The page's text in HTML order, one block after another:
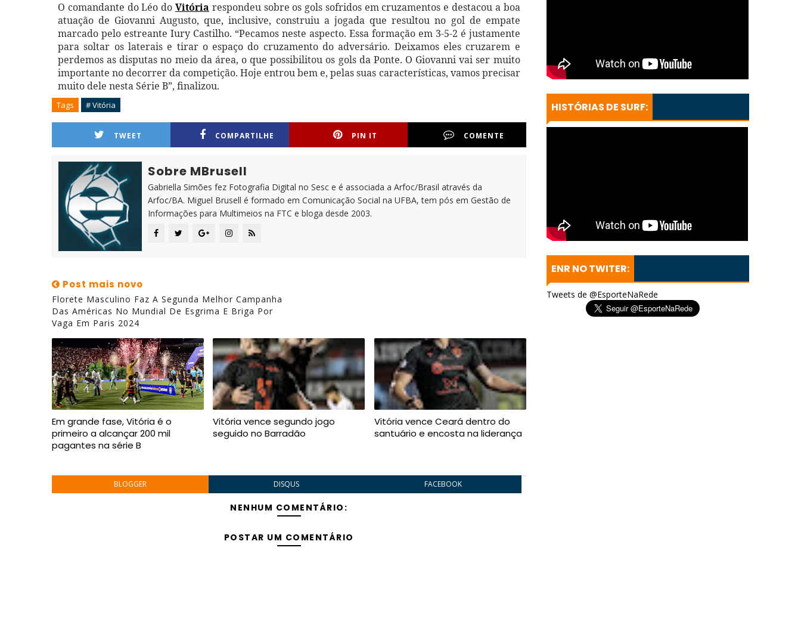
O comandante do Léo do Vitória respondeu sobre os gols sofridos em cruzamentos e destacou a boa
atuação de Giovanni Augusto, que, inclusive, construiu a jogada que resultou no gol de empate
marcado pelo estreante Iury Castilho. “Pecamos neste aspecto. Essa formação em 3-5-2 é justamente
para soltar os laterais e tirar o espaço do cruzamento do adversário. Deixamos eles cruzarem e
perdemos as disputas no meio da área, o que possibilitou os gols da Ponte. O Giovanni vai ser muito
importante no decorrer da competição. Hoje entrou bem e, pelas suas características, vamos precisar
muito dele nesta Série B”, finalizou.
Tags # Vitória
TWEET COMPARTILHE PIN IT COMENTE
Sobre MBrusell
Gabriella Simões fez Fotografia Digital no Sesc e é associada a Arfoc/Brasil através da
Arfoc/BA. Miguel Brusell é formado em Comunicação Social na UFBA, tem pós em Gestão de
Informações para Multimeios na FTC e bloga desde 2003.
Post mais novo
Florete Masculino Faz A Segunda Melhor Campanha
Das Américas No Mundial De Esgrima E Briga Por
Vaga Em Paris 2024
Em grande fase, Vitória é o
primeiro a alcançar 200 mil
pagantes na série B
Vitória vence segundo jogo
seguido no Barradão
Vitória vence Ceará dentro do
santuário e encosta na liderança
BLOGGER DISQUS FACEBOOK
NENHUM COMENTÁRIO:
POSTAR UM COMENTÁRIO
HISTÓRIAS DE SURF:
ENR NO TWITER:
Tweets de @EsporteNaRede